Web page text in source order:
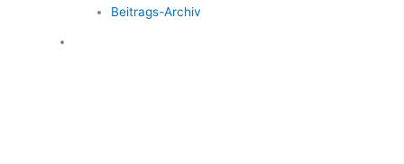
Beitrags-Archiv